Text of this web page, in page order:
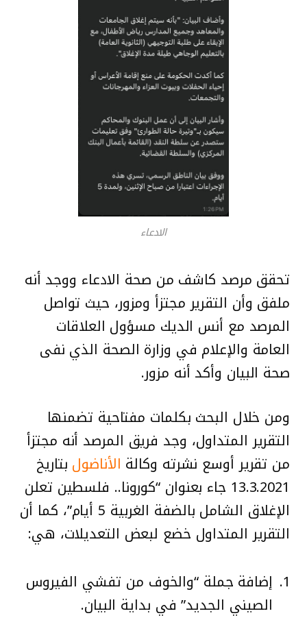
الادعاء
تحقق مرصد كاشف من صحة الادعاء ووجد أنه
ملفق وأن التقرير مجتزأ ومزور، حيث تواصل
المرصد مع أنس الديك مسؤول العلاقات
العامة والإعلام في وزارة الصحة الذي نفى
صحة البيان وأكد أنه مزور.
ومن خلال البحث بكلمات مفتاحية تضمنها
التقرير المتداول، وجد فريق المرصد أنه مجتزأ
من تقرير أوسع نشرته وكالة الأناضول بتاريخ
13.3.2021 جاء بعنوان “كورونا.. فلسطين تعلن
الإغلاق الشامل بالضفة الغربية 5 أيام”، كما أن
التقرير المتداول خضع لبعض التعديلات، هي:
إضافة جملة “والخوف من تفشي الفيروس
الصيني الجديد” في بداية البيان.